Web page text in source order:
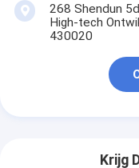
268 Shendun
High-tech
430020
Krijg